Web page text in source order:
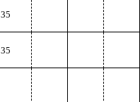
35
35